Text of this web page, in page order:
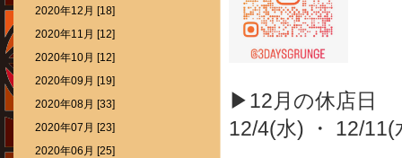
▶12月の休店日
12/4(水) ・ 12/
2020年12月 [18]
2020年11月 [12]
2020年10月 [12]
2020年09月 [19]
2020年08月 [33]
2020年07月 [23]
2020年06月 [25]